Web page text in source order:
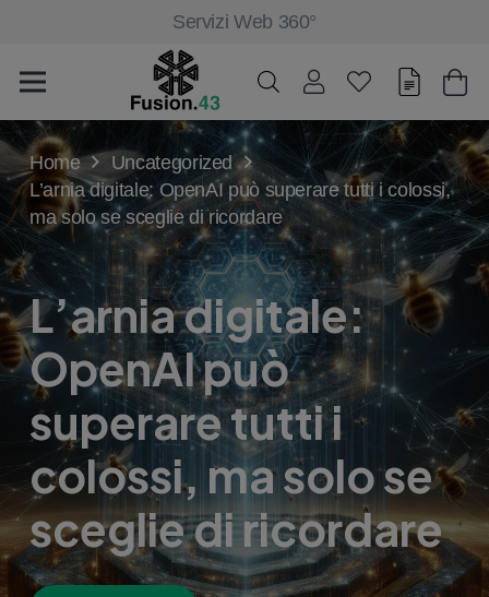
Servizi Web 360°
Home
Uncategorized
L’arnia digitale: OpenAI può superare tutti i colossi,
ma solo se sceglie di ricordare
L’arnia digitale:
OpenAI può
superare tutti i
colossi, ma solo se
sceglie di ricordare